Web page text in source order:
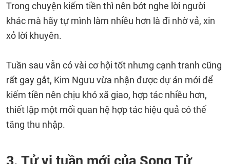
Trong chuyện kiếm tiền thì nên bớt nghe lời người
khác mà hãy tự mình làm nhiều hơn là đi nhờ vả, xin
xỏ lời khuyên.
Tuần sau vẫn có vài cơ hội tốt nhưng cạnh tranh cũng
rất gay gắt, Kim Ngưu vừa nhận được dự án mới để
kiếm tiền nên chịu khó xã giao, hợp tác nhiều hơn,
thiết lập một mối quan hệ hợp tác hiệu quả có thể
tăng thu nhập.